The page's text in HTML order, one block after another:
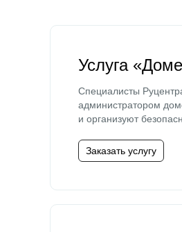
Услуга
Специалисты
администратором
и организуют
Заказать услугу